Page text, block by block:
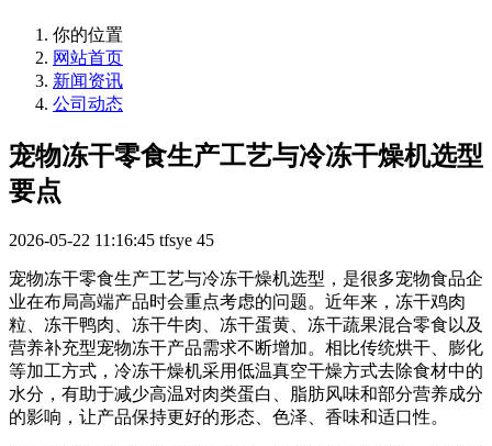
你的位置
网站首页
新闻资讯
公司动态
宠物冻干零食生产工艺与冷冻干燥机选型
要点
2026-05-22 11:16:45 tfsye 45
宠物冻干零食生产工艺与冷冻干燥机选型，是很多宠物食品企
业在布局高端产品时会重点考虑的问题。近年来，冻干鸡肉
粒、冻干鸭肉、冻干牛肉、冻干蛋黄、冻干蔬果混合零食以及
营养补充型宠物冻干产品需求不断增加。相比传统烘干、膨化
等加工方式，冷冻干燥机采用低温真空干燥方式去除食材中的
水分，有助于减少高温对肉类蛋白、脂肪风味和部分营养成分
的影响，让产品保持更好的形态、色泽、香味和适口性。